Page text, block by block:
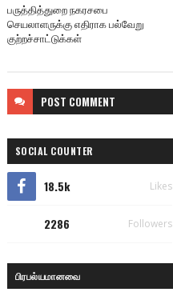
பருத்தித்துறை நகரசபை
செயலாளருக்கு எதிராக பல்வேறு
குற்றச்சாட்டுக்கள்
POST COMMENT
SOCIAL COUNTER
18.5k Likes
2286 Followers
பிரபல்யமானவை